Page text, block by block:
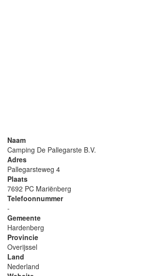
Naam
Camping De Pallegarste B.V.
Adres
Pallegarsteweg 4
Plaats
7692 PC Mariënberg
Telefoonnummer
-
Gemeente
Hardenberg
Provincie
Overijssel
Land
Nederland